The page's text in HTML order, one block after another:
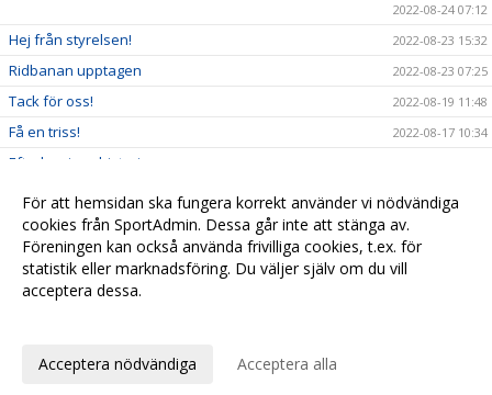
2022-08-24 07:12
Hej från styrelsen! 2022-08-23 15:32
Ridbanan upptagen 2022-08-23 07:25
Tack för oss! 2022-08-19 11:48
Få en triss! 2022-08-17 10:34
Efterlysning - historia
2022-08-04 15:09
Ridskolestart 2022-08-03 07:31
Ystad Saltsjöbads champions tour! 2022-07-23 18:00
inställningar
Webbversion
För att hemsidan ska fungera korrekt använder vi nödvändiga
cookies från SportAdmin. Dessa går inte att stänga av.
Föreningen kan också använda frivilliga cookies, t.ex. för
statistik eller marknadsföring. Du väljer själv om du vill
acceptera dessa.
Acceptera nödvändiga Acceptera alla